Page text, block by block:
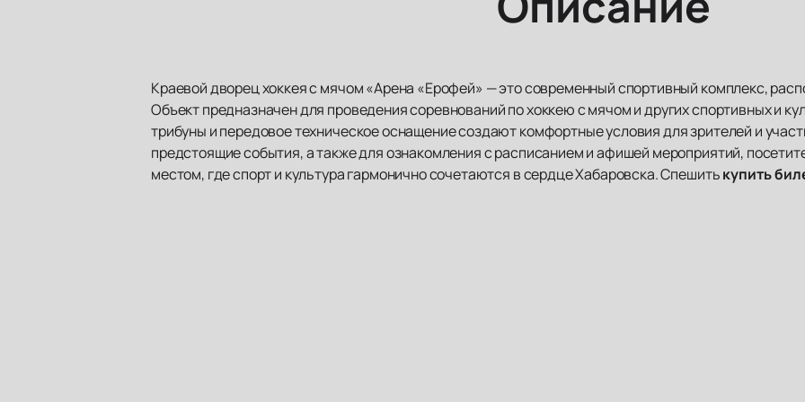
Краевой дворец хоккея с мячом «Арена «Ерофей» — это современный спортивный комплекс,
Объект предназначен для проведения соревнований по хоккею с мячом и других спортивных и
трибуны и передовое техническое оснащение создают комфортные условия для зрителей и
предстоящие события, а также для ознакомления с расписанием и афишей мероприятий,
местом, где спорт и культура гармонично сочетаются в сердце Хабаровска. Спешитькупить